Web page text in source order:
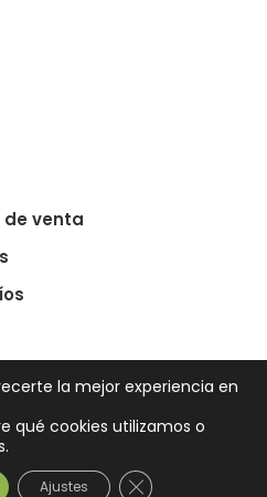
de venta
SELECCIONE
la mejor experiencia en
qué cookies utilizamos o
Ajustes Cerrar el banner